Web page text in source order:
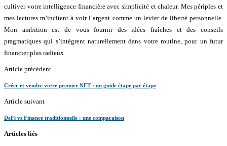
cultiver votre intelligence financière avec simplicité et chaleur. Mes périples et
mes lectures m’incitent à voir l’argent comme un levier de liberté personnelle.
Mon ambition est de vous fournir des idées fraîches et des conseils
pragmatiques qui s’intègrent naturellement dans votre routine, pour un futur
financier plus radieux
Article prècèdent
Créer et vendre votre premier NFT : un guide étape par étape
Article suivant
DeFi vs Finance traditionnelle : une comparaison
Articles liés